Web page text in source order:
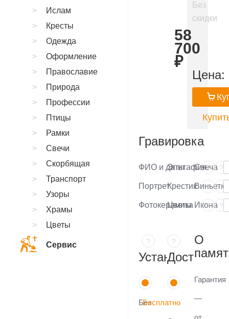
Без
скидки
58
700
₽
Цена:
Гравировка
ФИО и даты ?
Портрет ?
Фотокерамика ?
Эпитафия ?
Крестик ?
Цветы ?
Свеча
Виньетка
Икона
?
Установка
Без
?
Доставка
Бесплатно
О
Гарантия
—
от
Ислам
Кресты
Одежда
Оформление
Православие
Природа
Профессии
Птицы
Рамки
Свечи
Скорбящая
Транспорт
Узоры
Храмы
Цветы
Сервис